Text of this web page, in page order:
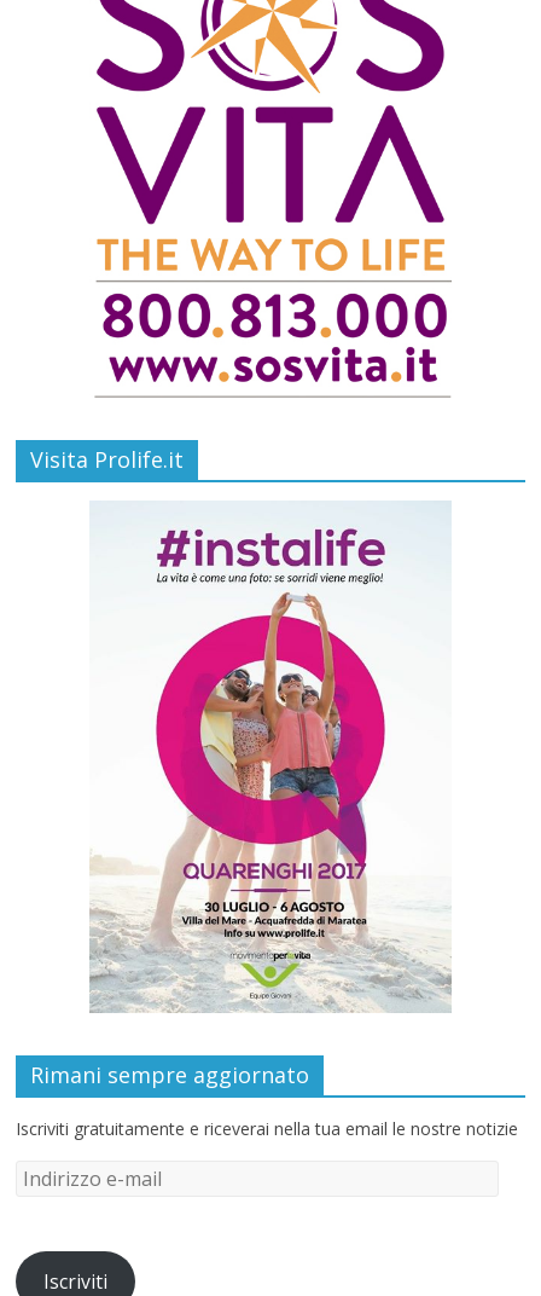
Visita Prolife.it
Rimani sempre aggiornato
Iscriviti gratuitamente e riceverai nella tua email le nostre notizie
Iscriviti